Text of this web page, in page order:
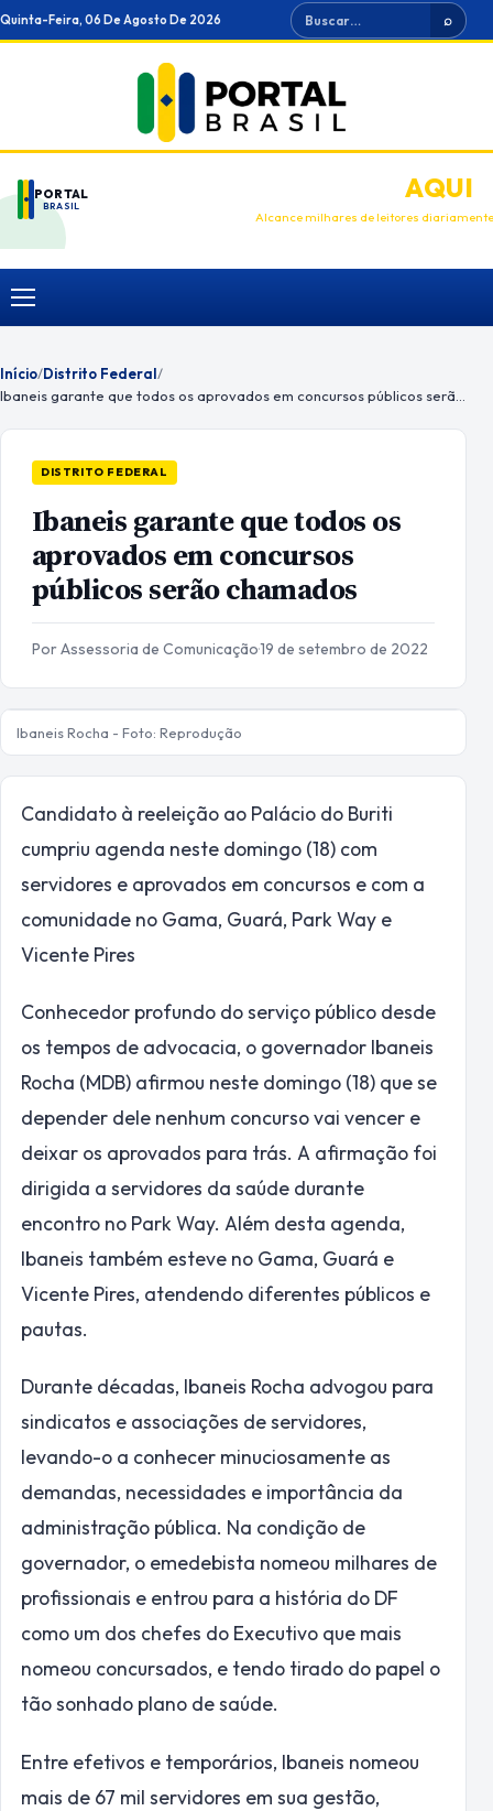
Ir
para
Quinta-Feira, 06 De Agosto De 2026 Buscar ⌕
PORTAL
BRASIL
ANUNCIEAQUI
Alcance milhares de leitores diariamente
Menu
Início/Distrito Federal/
DISTRITO FEDERAL
Ibaneis garante que todos os
aprovados em concursos
públicos serão chamados
Por Assessoria de Comunicação·19 de setembro de 2022
Ibaneis Rocha - Foto: Reprodução
Candidato à reeleição ao Palácio do Buriti
cumpriu agenda neste domingo (18) com
servidores e aprovados em concursos e com a
comunidade no Gama, Guará, Park Way e
Vicente Pires
Conhecedor profundo do serviço público desde
os tempos de advocacia, o governador Ibaneis
Rocha (MDB) afirmou neste domingo (18) que se
depender dele nenhum concurso vai vencer e
deixar os aprovados para trás. A afirmação foi
dirigida a servidores da saúde durante
encontro no Park Way. Além desta agenda,
Ibaneis também esteve no Gama, Guará e
Vicente Pires, atendendo diferentes públicos e
pautas.
Durante décadas, Ibaneis Rocha advogou para
sindicatos e associações de servidores,
levando-o a conhecer minuciosamente as
demandas, necessidades e importância da
administração pública. Na condição de
governador, o emedebista nomeou milhares de
profissionais e entrou para a história do DF
como um dos chefes do Executivo que mais
nomeou concursados, e tendo tirado do papel o
tão sonhado plano de saúde.
Entre efetivos e temporários, Ibaneis nomeou
mais de 67 mil servidores em sua gestão,